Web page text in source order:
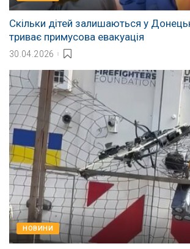
Скільки дітей залишаються у
триває примусова евакуація
30.04.2026
НОВИНИ